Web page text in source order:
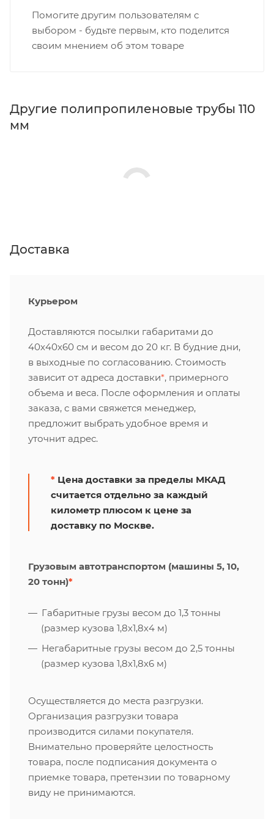
Помогите другим пользователям с
выбором - будьте первым, кто поделится
своим мнением об этом товаре
Другие полипропиленовые трубы 110
мм
Доставка
Курьером
Доставляются посылки габаритами до
40х40х60 см и весом до 20 кг. В будние дни,
в выходные по согласованию. Стоимость
зависит от адреса доставки*, примерного
объема и веса. После оформления и оплаты
заказа, с вами свяжется менеджер,
предложит выбрать удобное время и
уточнит адрес.
* Цена доставки за пределы МКАД
считается отдельно за каждый
километр плюсом к цене за
доставку по Москве.
Грузовым автотранспортом (машины 5, 10,
20 тонн)*
Габаритные грузы весом до 1,3 тонны
(размер кузова 1,8х1,8х4 м)
Негабаритные грузы весом до 2,5 тонны
(размер кузова 1,8х1,8х6 м)
Осуществляется до места разгрузки.
Организация разгрузки товара
производится силами покупателя.
Внимательно проверяйте целостность
товара, после подписания документа о
приемке товара, претензии по товарному
виду не принимаются.